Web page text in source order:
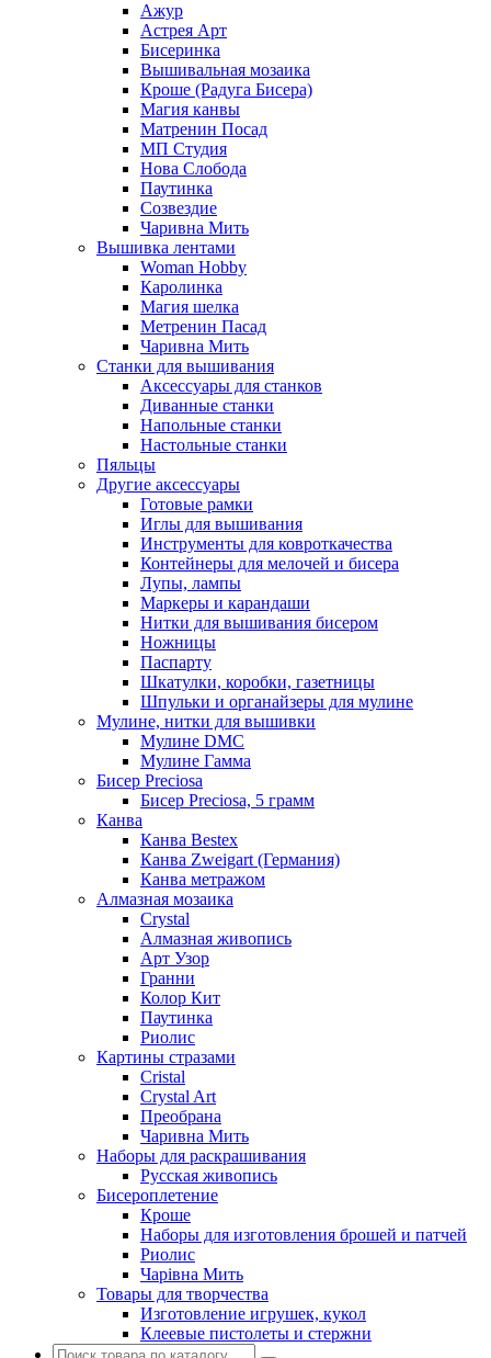
Ажур
Астрея Арт
Бисеринка
Вышивальная мозаика
Кроше (Радуга Бисера)
Магия канвы
Матренин Посад
МП Студия
Нова Слобода
Паутинка
Созвездие
Чаривна Мить
Вышивка лентами
Woman Hobby
Каролинка
Магия шелка
Метренин Пасад
Чаривна Мить
Станки для вышивания
Аксессуары для станков
Диванные станки
Напольные станки
Настольные станки
Пяльцы
Другие аксессуары
Готовые рамки
Иглы для вышивания
Инструменты для ковроткачества
Контейнеры для мелочей и бисера
Лупы, лампы
Маркеры и карандаши
Нитки для вышивания бисером
Ножницы
Паспарту
Шкатулки, коробки, газетницы
Шпульки и органайзеры для мулине
Мулине, нитки для вышивки
Мулине DMC
Мулине Гамма
Бисер Preciosa
Бисер Preciosa, 5 грамм
Канва
Канва Bestex
Канва Zweigart (Германия)
Канва метражом
Алмазная мозаика
Crystal
Алмазная живопись
Арт Узор
Гранни
Колор Кит
Паутинка
Риолис
Картины стразами
Cristal
Crystal Art
Преобрана
Чаривна Мить
Наборы для раскрашивания
Русская живопись
Бисероплетение
Кроше
Наборы для изготовления брошей и патчей
Риолис
Чарiвна Мить
Товары для творчества
Изготовление игрушек, кукол
Клеевые пистолеты и стержни